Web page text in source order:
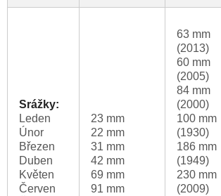
Srážky:
Leden
Únor
Březen
Duben
Květen
Červen
23 mm
22 mm
31 mm
42 mm
69 mm
91 mm
63 mm
(2013)
60 mm
(2005)
84 mm
(2000)
100 mm
(1930)
186 mm
(1949)
230 mm
(2009)